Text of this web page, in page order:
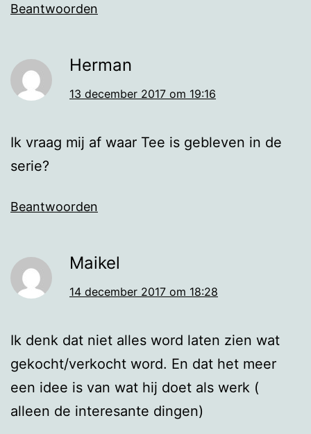
Beantwoorden
Herman
13 december 2017 om 19:16
Ik vraag mij af waar Tee is gebleven in de
serie?
Beantwoorden
Maikel
14 december 2017 om 18:28
Ik denk dat niet alles word laten zien wat
gekocht/verkocht word. En dat het meer
een idee is van wat hij doet als werk (
alleen de interesante dingen)